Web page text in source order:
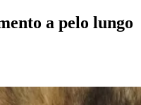
a pelo lungo